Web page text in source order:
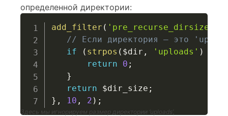
определенной директории:
add_filter ( 'pre_recurse_dirsize'
// Если директория — это
if
( strpos ( $dir , 'uploads' )
return
0 ;
}
return
$dir_size ;
} , 10 , 2 ) ;
Здесь мы игнорируем размер директории ‘uploads’,